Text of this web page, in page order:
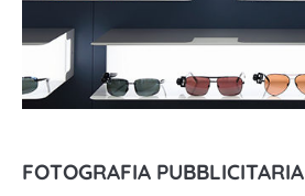
FOTOGRAFIA PUBBLICITARIA